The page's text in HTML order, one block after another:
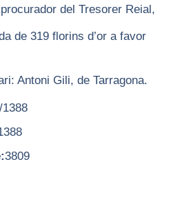
del Tresorer Reial,
de 319 florins d’or a favor
Antoni Gili, de Tarragona.
1388
3809